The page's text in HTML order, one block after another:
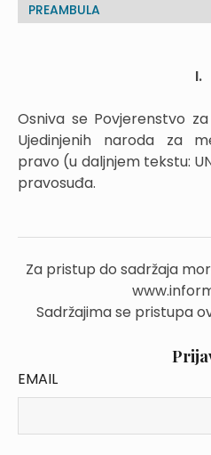
PREAMBULA
I.
Osniva se Povjerenstvo
Ujedinjenih naroda za
pravo (u daljnjem tekstu:
pravosuđa.
Za pristup do sadržaja
Sadržajima se pristupa
EMAIL